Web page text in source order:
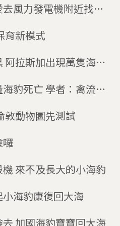
風力發電機附近找食
育新模式
學者：禽流感
敦動物園先測試
囉
雪白毛皮引殺機 來不及長大的小海豹
海豹康復回大海
頭戴天線冒險去 加國海豹寶寶回大海